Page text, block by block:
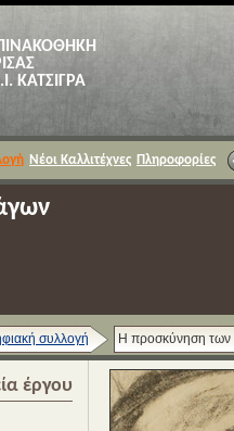
ΚΑΤΣΙΓΡΑ
Νέοι Καλλιτέχνες Πληροφορίες
συλλογή Η προσκύνηση
έργου